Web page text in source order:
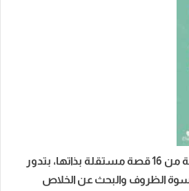
مجموعة قصصية مكونة من 16 قصة مستقلة بذاتها، بتدور
الظروف والبحث عن الخلاص